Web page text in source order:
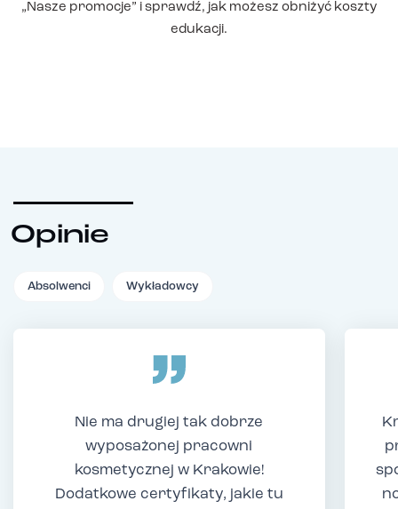
„Nasze promocje” i sprawdź, jak możesz obniżyć koszty
edukacji.
Opinie
Absolwenci Wykładowcy
Nie ma drugiej tak dobrze
wyposażonej pracowni
kosmetycznej w Krakowie!
Dodatkowe certyfikaty, jakie tu